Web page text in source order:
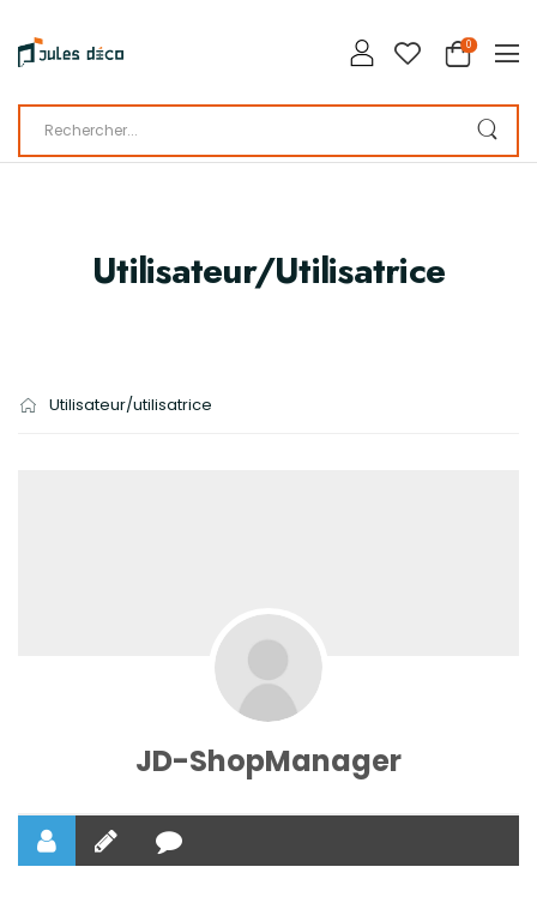
0
Utilisateur/utilisatrice
Utilisateur/utilisatrice
JD-ShopManager